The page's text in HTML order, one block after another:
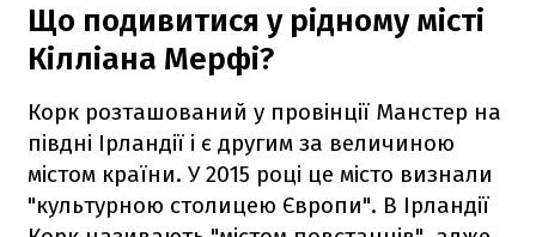
Що подивитися у рідному місті
Кілліана Мерфі?
Корк розташований у провінції Манстер на
півдні Ірландії і є другим за величиною
містом країни. У 2015 році це місто визнали
"культурною столицею Європи". В Ірландії